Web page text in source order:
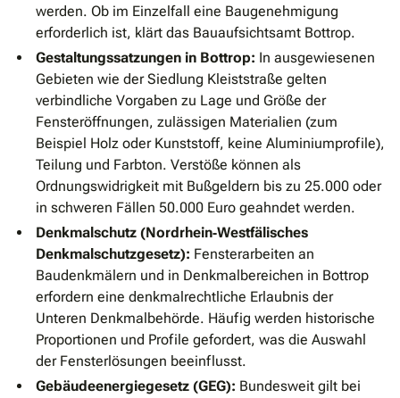
werden. Ob im Einzelfall eine Baugenehmigung
erforderlich ist, klärt das Bauaufsichtsamt Bottrop.
Gestaltungssatzungen in Bottrop: In ausgewiesenen
Gebieten wie der Siedlung Kleiststraße gelten
verbindliche Vorgaben zu Lage und Größe der
Fensteröffnungen, zulässigen Materialien (zum
Beispiel Holz oder Kunststoff, keine Aluminiumprofile),
Teilung und Farbton. Verstöße können als
Ordnungswidrigkeit mit Bußgeldern bis zu 25.000 oder
in schweren Fällen 50.000 Euro geahndet werden.
Denkmalschutz (Nordrhein‐Westfälisches
Denkmalschutzgesetz): Fensterarbeiten an
Baudenkmälern und in Denkmalbereichen in Bottrop
erfordern eine denkmalrechtliche Erlaubnis der
Unteren Denkmalbehörde. Häufig werden historische
Proportionen und Profile gefordert, was die Auswahl
der Fensterlösungen beeinflusst.
Gebäudeenergiegesetz (GEG): Bundesweit gilt bei